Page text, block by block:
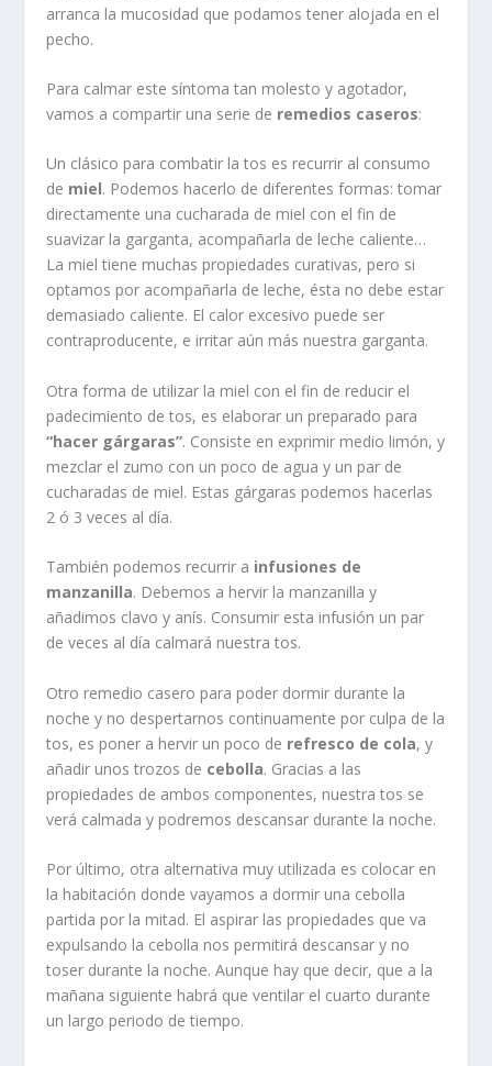
arranca la mucosidad que podamos tener alojada en el
pecho.
Para calmar este síntoma tan molesto y agotador,
vamos a compartir una serie de remedios caseros:
Un clásico para combatir la tos es recurrir al consumo
de miel. Podemos hacerlo de diferentes formas: tomar
directamente una cucharada de miel con el fin de
suavizar la garganta, acompañarla de leche caliente…
La miel tiene muchas propiedades curativas, pero si
optamos por acompañarla de leche, ésta no debe estar
demasiado caliente. El calor excesivo puede ser
contraproducente, e irritar aún más nuestra garganta.
Otra forma de utilizar la miel con el fin de reducir el
padecimiento de tos, es elaborar un preparado para
“hacer gárgaras”. Consiste en exprimir medio limón, y
mezclar el zumo con un poco de agua y un par de
cucharadas de miel. Estas gárgaras podemos hacerlas
2 ó 3 veces al día.
También podemos recurrir a infusiones de
manzanilla. Debemos a hervir la manzanilla y
añadimos clavo y anís. Consumir esta infusión un par
de veces al día calmará nuestra tos.
Otro remedio casero para poder dormir durante la
noche y no despertarnos continuamente por culpa de la
tos, es poner a hervir un poco de refresco de cola, y
añadir unos trozos de cebolla. Gracias a las
propiedades de ambos componentes, nuestra tos se
verá calmada y podremos descansar durante la noche.
Por último, otra alternativa muy utilizada es colocar en
la habitación donde vayamos a dormir una cebolla
partida por la mitad. El aspirar las propiedades que va
expulsando la cebolla nos permitirá descansar y no
toser durante la noche. Aunque hay que decir, que a la
mañana siguiente habrá que ventilar el cuarto durante
un largo periodo de tiempo.